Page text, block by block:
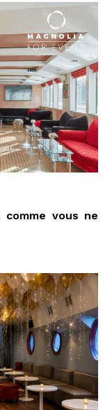
comme vous ne